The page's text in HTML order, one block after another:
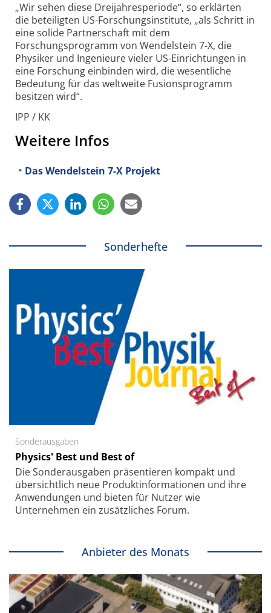
„Wir sehen diese Dreijahresperiode“, so erklärten
die beteiligten US-Forschungsinstitute, „als Schritt in
eine solide Partnerschaft mit dem
Forschungsprogramm von Wendelstein 7-X, die
Physiker und Ingenieure vieler US-Einrichtungen in
eine Forschung einbinden wird, die wesentliche
Bedeutung für das weltweite Fusionsprogramm
besitzen wird“.
IPP / KK
Weitere Infos
Das Wendelstein 7-X Projekt
Sonderhefte
Sonderausgaben
Physics' Best und Best of
Die Sonder­ausgaben präsentieren kompakt und
übersichtlich neue Produkt­informationen und ihre
Anwendungen und bieten für Nutzer wie
Unternehmen ein zusätzliches Forum.
Anbieter des Monats